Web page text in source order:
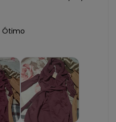
Ótimo